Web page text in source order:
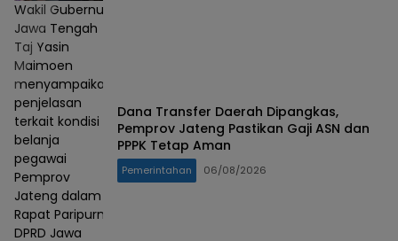
Wakil Gubernur
Jawa Tengah
Taj Yasin
Maimoen
menyampaikan
penjelasan
terkait kondisi
belanja
pegawai
Pemprov
Jateng dalam
Rapat Paripurna
DPRD Jawa
Dana Transfer Daerah Dipangkas,
Pemprov Jateng Pastikan Gaji ASN dan
PPPK Tetap Aman
Pemerintahan 06/08/2026